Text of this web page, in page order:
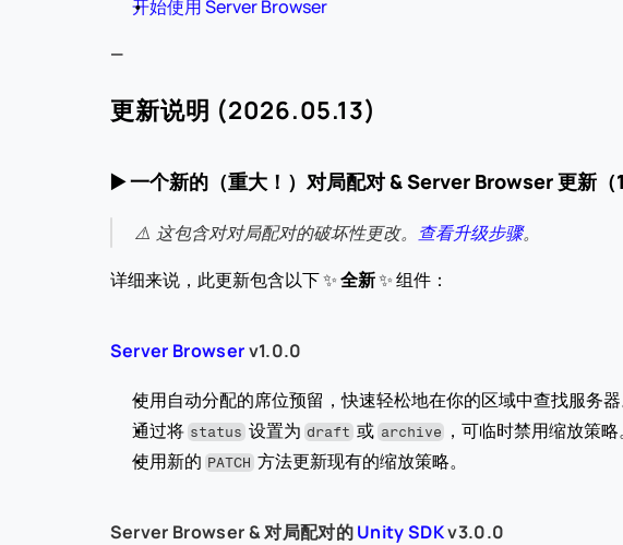
开始使用 Server Browser
—
更新说明 (2026.05.13)
▶️ 一个新的（重大！）对局配对 & Server Browser 更新（
⚠️ 这包含对对局配对的破坏性更改。 查看升级步骤。
详细来说，此更新包含以下 ✨ 全新 ✨ 组件：
Server Browser v1.0.0
使用自动分配的席位预留，快速轻松地在你的区域中查找服务器
通过将 status 设置为 draft 或 archive
，可临时禁用缩放策略
使用新的 PATCH 方法更新现有的缩放策略。
Server Browser & 对局配对的 Unity SDK v3.0.0